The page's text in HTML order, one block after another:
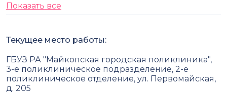
Показать все
Текущее место работы:
ГБУЗ РА "Майкопская городская поликлиника",
3-е поликлиническое подразделение, 2-е
поликлиническое отделение, ул. Первомайская,
д. 205